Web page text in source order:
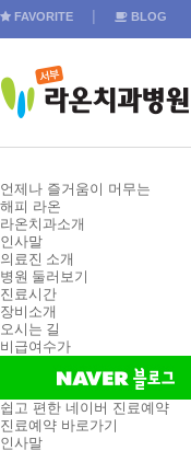
FAVORITE BLOG
언제나 즐거움이 머무는
해피 라온
라온치과소개
인사말
의료진 소개
병원 둘러보기
진료시간
장비소개
오시는 길
비급여수가
쉽고 편한 네이버 진료예약
진료예약 바로가기
인사말